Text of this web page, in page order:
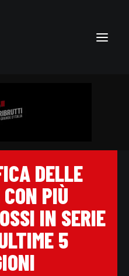
DELLE
PIÙ
IN SERIE
5